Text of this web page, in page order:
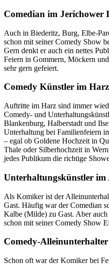
Comedian im Jerichower
Auch in Biederitz, Burg, Elbe-
schon mit seiner Comedy Show
Gern denkt er auch ein nettes
Feiern in Gommern, Möckern
sehr gern gefeiert.
Comedy Künstler im Harz
Auftritte im Harz sind immer
Comedy- und
Blankenburg, Halberstadt und
Unterhaltung bei Familienfeiern
– egal ob Goldene Hochzeit in
Thale oder Silberhochzeit in
jedes Publikum die richtige
Unterhaltungskünstler im
Als Komiker ist der
Gast. Häufig war der Comedian
Kalbe (Milde) zu Gast. Aber
schon mit seiner Comedy Show
Comedy-
Schon oft war der Komiker bei